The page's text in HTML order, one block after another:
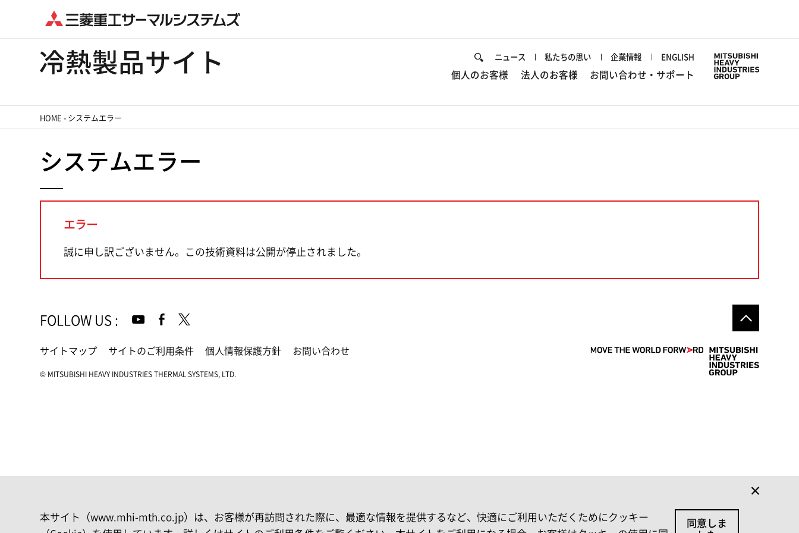
ニュース 私たちの思い 企業情報 ENGLISH
個人のお客様 法人のお客様 お問い合わせ・サポート
HOME - システムエラー
システムエラー
エラー
誠に申し訳ございません。この技術資料は公開が停止されました。
FOLLOW US :
サイトマップ サイトのご利用条件 個人情報保護方針 お問い合わせ
© MITSUBISHI HEAVY INDUSTRIES THERMAL SYSTEMS, LTD.
本サイト（www.mhi-mth.co.jp）は、お客様が再訪問された際に、最適な情報を提供するなど、快適にご利用いただくためにクッキー
同意しま